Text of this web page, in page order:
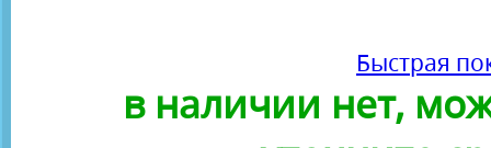
Быстрая
в наличии нет,